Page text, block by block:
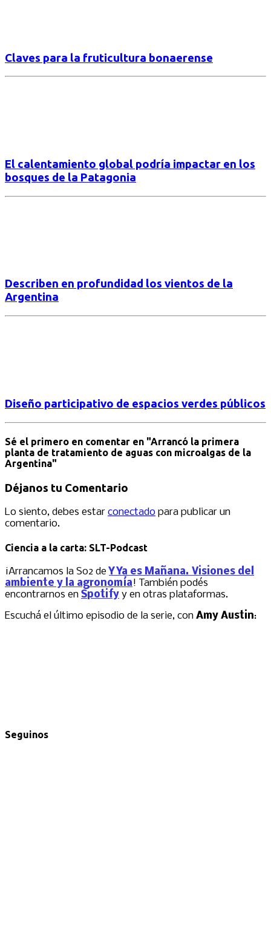
Claves para la fruticultura bonaerense
El calentamiento global podría impactar en los
bosques de la Patagonia
Describen en profundidad los vientos de la
Argentina
Diseño participativo de espacios verdes públicos
Sé el primero en comentar en "Arrancó la primera
planta de tratamiento de aguas con microalgas de la
Argentina"
Déjanos tu Comentario
Lo siento, debes estar conectado para publicar un
comentario.
Ciencia a la carta: SLT-Podcast
¡Arrancamos la S02 de Y Ya es Mañana. Visiones del
ambiente y la agronomía! También podés
encontrarnos en Spotify y en otras plataformas.
Escuchá el último episodio de la serie, con Amy Austin:
Seguinos